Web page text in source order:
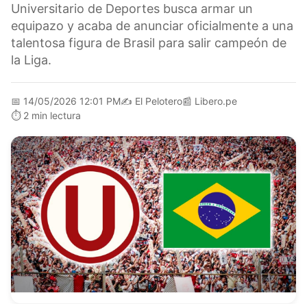
Universitario de Deportes busca armar un
equipazo y acaba de anunciar oficialmente a una
talentosa figura de Brasil para salir campeón de
la Liga.
📅 14/05/2026 12:01 PM✍️ El Pelotero📰 Libero.pe
⏱️ 2 min lectura